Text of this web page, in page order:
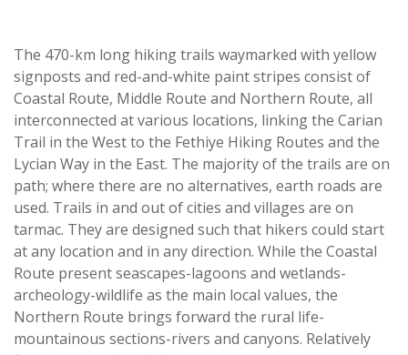
The 470-km long hiking trails waymarked with yellow
signposts and red-and-white paint stripes consist of
Coastal Route, Middle Route and Northern Route, all
interconnected at various locations, linking the Carian
Trail in the West to the Fethiye Hiking Routes and the
Lycian Way in the East. The majority of the trails are on
path; where there are no alternatives, earth roads are
used. Trails in and out of cities and villages are on
tarmac. They are designed such that hikers could start
at any location and in any direction. While the Coastal
Route present seascapes-lagoons and wetlands-
archeology-wildlife as the main local values, the
Northern Route brings forward the rural life-
mountainous sections-rivers and canyons. Relatively